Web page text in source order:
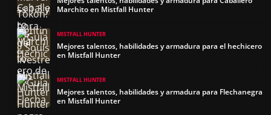
Marchito en Mistfall Hunter
MISTFALL HUNTER
Mejores talentos, habilidades y armadura para el hechicero
en Mistfall Hunter
MISTFALL HUNTER
Mejores talentos, habilidades y armadura para Flechanegra
en Mistfall Hunter